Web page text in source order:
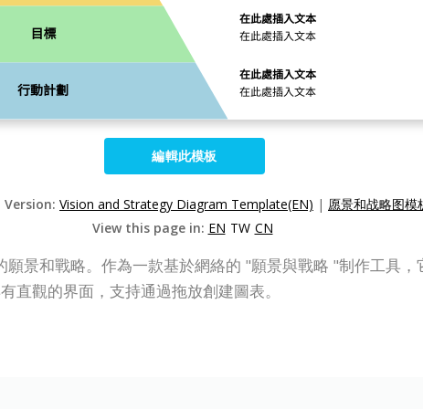
編輯此模板
Vision and Strategy Diagram Template(EN) | 愿景和战略图模
View this page in: EN TW CN
景和戰略。作為一款基於網絡的 "願景與戰略 "制作工具，
直觀的界面，支持通過拖放創建圖表。